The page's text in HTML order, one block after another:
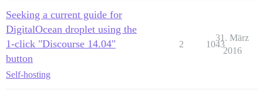
Seeking a current guide for
DigitalOcean droplet using the
1-click "Discourse 14.04"
button
Self-hosting
2 1043
31. März
2016